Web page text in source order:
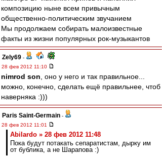
композицию ныне всем привычным
общественно-политическим звучанием
Мы продолжаем собирать малоизвестные
факты из жизни популярных рок-музыкантов
Zely69 -
28 фев 2012 11:10
nimrod son , оно у него и так правильное...
можно, конечно, сделать ещё правильнее, чтоб
наверняка :)))
Paris Saint-Germain -
28 фев 2012 11:01
Abilardo » 28 фев 2012 11:48
Пока будут потакать сепаратистам, дырку им
от бублика, а не Шарапова :)